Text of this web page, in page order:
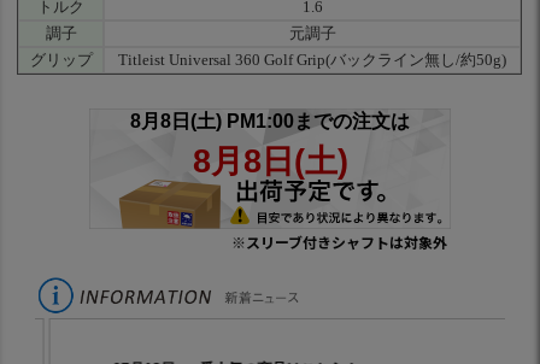
トルク
1.6
調子
元調子
グリップ
Titleist Universal 360 Golf Grip(バックライン無し/約50g)
※スリーブ付きシャフトは対象外